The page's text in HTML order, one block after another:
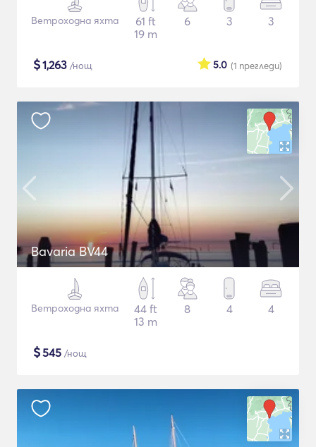
Ветроходна яхта
61 ft
19 m
6 3 3
$1,263 /нощ (1 прегледи)
5.0
Bavaria BV44
Ветроходна яхта
44 ft
13 m
8 4 4
$545 /нощ